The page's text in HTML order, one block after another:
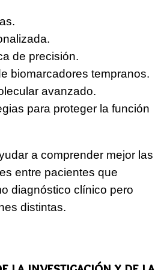
de precisión.
biomarcadores tempranos.
avanzado.
para proteger la función
a comprender mejor las
entre pacientes que
diagnóstico clínico pero
distintas.